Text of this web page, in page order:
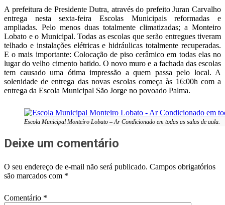
Telegram
A prefeitura de Presidente Dutra, através do prefeito Juran Carvalho
entrega nesta sexta-feira Escolas Municipais reformadas e
ampliadas. Pelo menos duas totalmente climatizadas; a Monteiro
Lobato e o Municipal. Todas as escolas que serão entregues tiveram
telhado e instalações elétricas e hidráulicas totalmente recuperadas.
E o mais importante: Colocação de piso cerâmico em todas elas no
lugar do velho cimento batido. O novo muro e a fachada das escolas
tem causado uma ótima impressão a quem passa pelo local. A
solenidade de entrega das novas escolas começa às 16:00h com a
entrega da Escola Municipal São Jorge no povoado Palma.
Escola Municipal Monteiro Lobato – Ar Condicionado em todas as salas de aula.
Deixe um comentário
O seu endereço de e-mail não será publicado. Campos obrigatórios
são marcados com *
Comentário *